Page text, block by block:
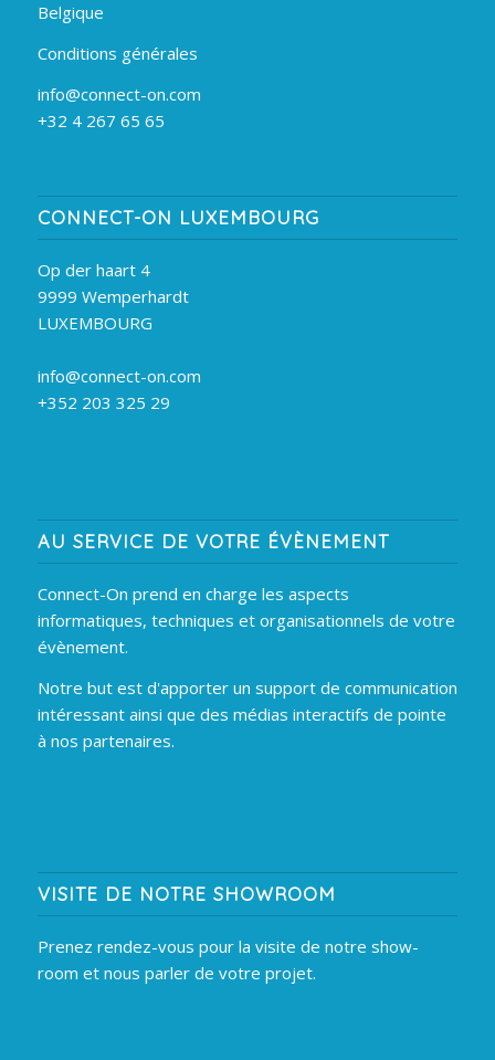
Belgique
Conditions générales
info@connect-on.com
+32 4 267 65 65
CONNECT-ON LUXEMBOURG
Op der haart 4
9999 Wemperhardt
LUXEMBOURG
info@connect-on.com
+352 203 325 29
AU SERVICE DE VOTRE ÉVÈNEMENT
Connect-On prend en charge les aspects
informatiques, techniques et organisationnels de votre
évènement.
Notre but est d'apporter un support de communication
intéressant ainsi que des médias interactifs de pointe
à nos partenaires.
VISITE DE NOTRE SHOWROOM
Prenez rendez-vous pour la visite de notre show-
room et nous parler de votre projet.